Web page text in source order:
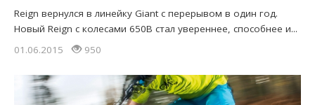
Reign вернулся в линейку Giant с перерывом в один год.
Новый Reign с колесами 650B стал увереннее, способнее и...
01.06.2015
950